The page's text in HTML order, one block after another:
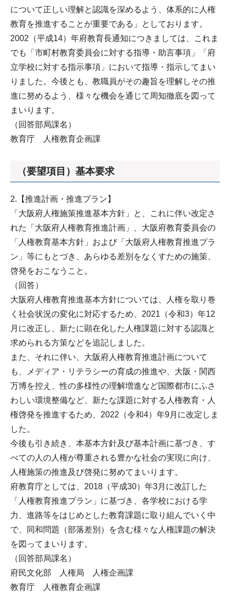
について正しい理解と認識を深めるよう、体系的に人権
教育を推進することが重要である」としております。
2002（平成14）年府教育長通知につきましては、これま
でも「市町村教育委員会に対する指導・助言事項」「府
立学校に対する指示事項」において指導・指示してまい
りました。今後とも、教職員がその趣旨を理解しその推
進に努めるよう、様々な機会を通じて周知徹底を図って
まいります。
（回答部局課名）
教育庁 人権教育企画課
（要望項目）基本要求
2.【推進計画・推進プラン】
「大阪府人権施策推進基本方針」と、これに伴い改定さ
れた「大阪府人権教育推進計画」、大阪府教育委員会の
「人権教育基本方針」および「大阪府人権教育推進プラ
ン」等にもとづき、あらゆる差別をなくすための施策、
啓発をおこなうこと。
（回答）
大阪府人権教育推進基本方針については、人権を取り巻
く社会状況の変化に対応するため、2021（令和3）年12
月に改正し、新たに顕在化した人権課題に対する認識と
求められる方策などを追記しました。
また、それに伴い、大阪府人権教育推進計画について
も、メディア・リテラシーの育成の推進や、大阪・関西
万博を控え、性の多様性の理解増進など国際都市にふさ
わしい環境整備など、新たな課題に対する人権教育・人
権啓発を推進するため、2022（令和4）年9月に改定しま
した。
今後も引き続き、本基本方針及び基本計画に基づき、す
べての人の人権が尊重される豊かな社会の実現に向け、
人権施策の推進及び啓発に努めてまいります。
府教育庁としては、2018（平成30）年3月に改訂した
「人権教育推進プラン」に基づき、各学校における学
力、進路等をはじめとした教育課題に取り組んでいく中
で、同和問題（部落差別）を含む様々な人権課題の解決
を図ってまいります。
（回答部局課名）
府民文化部 人権局 人権企画課
教育庁 人権教育企画課